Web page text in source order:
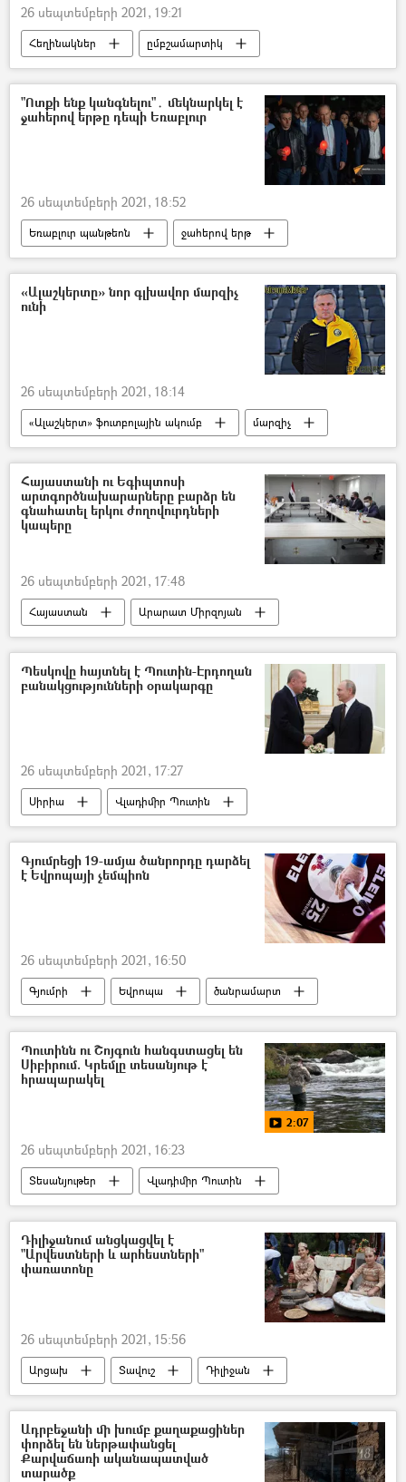
26 սեպտեմբերի 2021, 19:21
Հեղինակներ
ըմբշամարտիկ
մրցավար
"Ոտքի ենք կանգնելու"․ մեկնարկել է
ջահերով երթը դեպի Եռաբլուր
26 սեպտեմբերի 2021, 18:52
Եռաբլուր պանթեոն ջահերով երթ
«Ալաշկերտը» նոր գլխավոր մարզիչ
ունի
26 սեպտեմբերի 2021, 18:14
«Ալաշկերտ» ֆուտբոլային ակումբ
մարզիչ
Սերբիա
Հայաստանի ու Եգիպտոսի
արտգործնախարարները բարձր են
գնահատել երկու ժողովուրդների
կապերը
26 սեպտեմբերի 2021, 17:48
Հայաստան
Արարատ Միրզոյան
Եգիպտոս
Միավորված ազգերի կազմակերպություն (ՄԱԿ)
հանդիպում
Պեսկովը հայտնել է Պուտին-Էրդողան
բանակցությունների օրակարգը
26 սեպտեմբերի 2021, 17:27
Սիրիա
Վլադիմիր Պուտին
Ռեջեփ Թայիփ Էրդողան
Դմիտրի Պեսկով
բանակցություններ
Գյումրեցի 19-ամյա ծանրորդը դարձել
է Եվրոպայի չեմպիոն
26 սեպտեմբերի 2021, 16:50
Գյումրի Եվրոպա
ծանրամարտ
չեմպիոն
Պուտինն ու Շոյգուն հանգստացել են
Սիբիրում. Կրեմլը տեսանյութ է
հրապարակել
2:07
26 սեպտեմբերի 2021, 16:23
Տեսանյութեր
Վլադիմիր Պուտին
Արձակուրդ
Սերգեյ Շոյգու Սիբիր
Դիլիջանում անցկացվել է
"Արվեստների և արհեստների"
փառատոնը
26 սեպտեմբերի 2021, 15:56
Արցախ Տավուշ
Դիլիջան
Արվեստ
փառատոն արհեստ
Ադրբեջանի մի խումբ քաղաքացիներ
փորձել են ներթափանցել
Քարվաճառի ականապատված
տարածք